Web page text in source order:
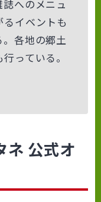
へのメニュ
イベントも
各地の郷土
っている。
ネ 公式オ